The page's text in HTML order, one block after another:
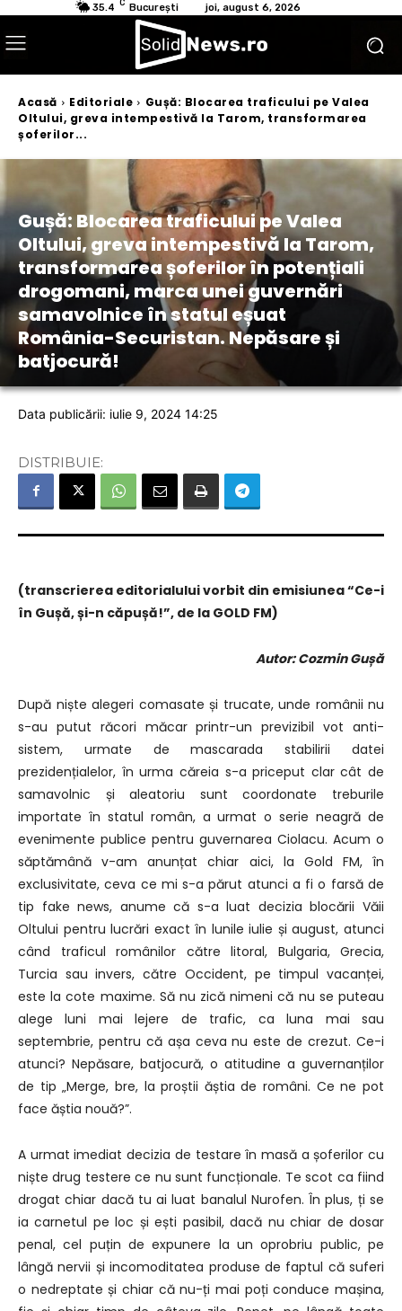
35.4 C București joi, august 6, 2026
Acasă Editoriale
Gușă: Blocarea traficului pe Valea
Oltului, greva intempestivă la Tarom, transformarea
șoferilor...
Gușă: Blocarea traficului pe Valea
Oltului, greva intempestivă la Tarom,
transformarea șoferilor în potențiali
drogomani, marca unei guvernări
samavolnice în statul eșuat
România-Securistan. Nepăsare și
batjocură!
Data publicării: iulie 9, 2024 14:25
DISTRIBUIE:
(transcrierea editorialului vorbit din emisiunea “Ce-i
în Gușă, și-n căpușă!”, de la GOLD FM)
Autor: Cozmin Gușă
După niște alegeri comasate și trucate, unde românii nu
s-au putut răcori măcar printr-un previzibil vot anti-
sistem, urmate de mascarada stabilirii datei
prezidențialelor, în urma căreia s-a priceput clar cât de
samavolnic și aleatoriu sunt coordonate treburile
importate în statul român, a urmat o serie neagră de
evenimente publice pentru guvernarea Ciolacu. Acum o
săptămână v-am anunțat chiar aici, la Gold FM, în
exclusivitate, ceva ce mi s-a părut atunci a fi o farsă de
tip fake news, anume că s-a luat decizia blocării Văii
Oltului pentru lucrări exact în lunile iulie și august, atunci
când traficul românilor către litoral, Bulgaria, Grecia,
Turcia sau invers, către Occident, pe timpul vacanței,
este la cote maxime. Să nu zică nimeni că nu se puteau
alege luni mai lejere de trafic, ca luna mai sau
septembrie, pentru că așa ceva nu este de crezut. Ce-i
atunci? Nepăsare, batjocură, o atitudine a guvernanților
de tip „Merge, bre, la proștii ăștia de români. Ce ne pot
face ăștia nouă?”.
A urmat imediat decizia de testare în masă a șoferilor cu
niște drug testere ce nu sunt funcționale. Te scot ca fiind
drogat chiar dacă tu ai luat banalul Nurofen. În plus, ți se
ia carnetul pe loc și ești pasibil, dacă nu chiar de dosar
penal, cel puțin de expunere la un oprobriu public, pe
lângă nervii și incomoditatea produse de faptul că suferi
o nedreptate și chiar că nu-ți mai poți conduce mașina,